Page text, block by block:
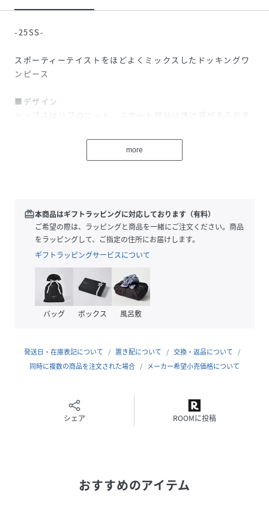
-25SS-
スポーティーテイストをほどよくミックスしたドッキングワ
ンピース
■デザイン
トップスはリブのニット、スカート部分は透け感がある布帛
トップス部分はリブ編みニットで伸縮性があり、スカート部
分もヒップまわりにゆとりを出しているので楽な着心地で
スカート部分裏あり。
■素材
ニット部分（トップス）コットンポリエステルのリブ編みニ
ドライタッチでハリ感があり、垂れにくいニットです。
スカート部分はコットンポリエステルのボイルでやや透け感
があり、軽やかな雰囲気。
コーディネート要らずのドッキングワンピース。デイリーに
使えます。
-------------------------------------
more
redeem本商品はギフトラッピングに対応しております（有料）
ご希望の際は、ラッピングと商品を一緒にご注文ください。商品
をラッピングして、ご指定の住所にお届けします。
ギフトラッピングサービスについて
バッグ ボックス 風呂敷
発送日・在庫表記について 置き配について
交換・返品について
同時に複数の商品を注文された場合
メーカー希望小売価格について
シェア ROOMに投稿
おすすめのアイテム